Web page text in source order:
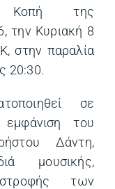
Κοπή της
την Κυριακή 8
στην παραλία
20:30.
σε
του
Δάντη,
μουσικής,
των